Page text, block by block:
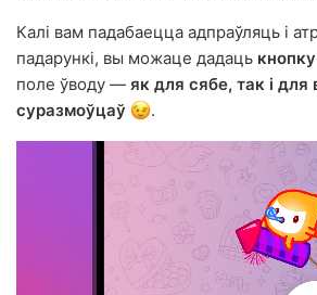
Калі вам падабаецца адпраўляць і
падарункі, вы можаце дадаць
поле ўводу — як для сябе, так і
суразмоўцаў
.